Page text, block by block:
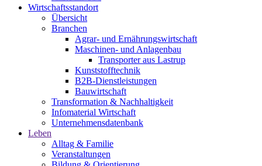
Wirtschaftsstandort
Übersicht
Branchen
Agrar- und Ernährungswirtschaft
Maschinen- und Anlagenbau
Transporter aus Lastrup
Kunststofftechnik
B2B-Dienstleistungen
Bauwirtschaft
Transformation & Nachhaltigkeit
Infomaterial Wirtschaft
Unternehmensdatenbank
Leben
Alltag & Familie
Veranstaltungen